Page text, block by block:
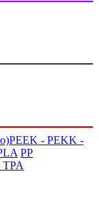
PEEK - PEKK -
PP